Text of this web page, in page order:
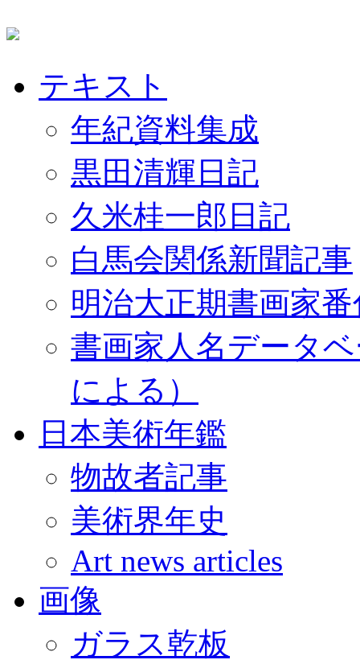
テキスト
年紀資料集成
黒田清輝日記
久米桂一郎日記
白馬会関係新聞記事
明治大正期書画家
書画家人名データ
による）
日本美術年鑑
物故者記事
美術界年史
Art news articles
画像
ガラス乾板